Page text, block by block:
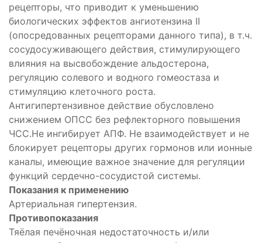
рецепторы, что приводит к уменьшению
биологических эффектов ангиотензина II
(опосредованных рецепторами данного типа), в т.ч.
сосудосуживающего действия, стимулирующего
влияния на высвобождение альдостерона,
регуляцию солевого и водного гомеостаза и
стимуляцию клеточного роста.
Антигипертензивное действие обусловлено
снижением ОПСС без рефлекторного повышения
ЧСС.Не ингибирует АПФ. Не взаимодействует и не
блокирует рецепторы других гормонов или ионные
каналы, имеющие важное значение для регуляции
функций сердечно-сосудистой системы.
Показания к применению
Артериальная гипертензия.
Противопоказания
Тяёлая печёночная недостаточность и/или